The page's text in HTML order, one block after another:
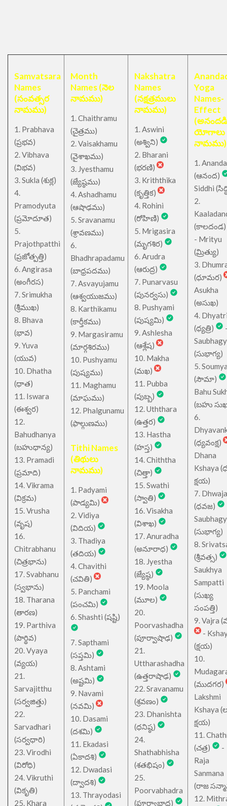
Samvatsara
Names
(సంవత్సర
నామము)
1. Prabhava
(ప్రభవ)
2. Vibhava
(విభవ)
3. Sukla (శుక్ల)
4.
Pramodyuta
(ప్రమోదూత)
5.
Prajothpatthi
(ప్రజోత్పత్తి)
6. Angirasa
(అంగీరస)
7. Srimukha
(శ్రీముఖ)
8. Bhava
(భావ)
9. Yuva
(యువ)
10. Dhatha
(ధాత)
11. Iswara
(ఈశ్వర)
12.
Bahudhanya
(బహుధాన్య)
13. Pramadi
(ప్రమాది)
14. Vikrama
(విక్రమ)
15. Vrusha
(వృష)
16.
Chitrabhanu
(చిత్రభాను)
17. Svabhanu
(స్వభాను)
18. Tharana
(తారణ)
19. Parthiva
(పార్థివ)
20. Vyaya
(వ్యయ)
21.
Sarvajitthu
(సర్వజిత్తు)
22.
Sarvadhari
(సర్వధారి)
23. Virodhi
(విరోధి)
24. Vikruthi
(వికృతి)
25. Khara
Month
Names (నెల
నామము)
1. Chaithramu
(చైత్రము)
2. Vaisakhamu
(వైశాఖము)
3. Jyesthamu
(జ్యేష్ఠము)
4. Ashadhamu
(ఆషాఢము)
5. Sravanamu
(శ్రావణము)
6.
Bhadhrapadamu
(బాధ్రపదము)
7. Asvayujamu
(ఆశ్వయుజము)
8. Karthikamu
(కార్తీకము)
9. Margasiramu
(మార్గశిరము)
10. Pushyamu
(పుష్యము)
11. Maghamu
(మాఘము)
12. Phalgunamu
(ఫాల్గుణము)
Tithi Names
(తిథులు
నామము)
1. Padyami
(పాడ్యమి)
2. Vidiya
(విదియ)
3. Thadiya
(తదియ)
4. Chavithi
(చవితి)
5. Panchami
(పంచమి)
6. Shashti (షష్టి)
7. Sapthami
(సప్తమి)
8. Ashtami
(అష్టమి)
9. Navami
(నవమి)
10. Dasami
(దశమి)
11. Ekadasi
(ఏకాదశి)
12. Dwadasi
(ద్వాదశి)
13. Thrayodasi
Nakshatra
Names
(నక్షత్రములు
నామము)
1. Aswini
(అశ్విని)
2. Bharani
(భరణి)
3. Kriththika
(కృత్తిక)
4. Rohini
(రోహిణి)
5. Mrigasira
(మృగశిర)
6. Arudra
(ఆరుద్ర)
7. Punarvasu
(పునర్వసు)
8. Pushyami
(పుష్యమి)
9. Ashlesha
(ఆశ్లేష)
10. Makha
(మఖ)
11. Pubba
(పుబ్బ)
12. Uththara
(ఉత్తర)
13. Hastha
(హస్త)
14. Chiththa
(చిత్తా)
15. Swathi
(స్వాతి)
16. Visakha
(విశాఖ)
17. Anuradha
(అనూరాధ)
18. Jyestha
(జ్యేష్ఠ)
19. Moola
(మూల)
20.
Poorvashadha
(పూర్వాషాఢ)
21.
Uttharashadha
(ఉత్తరాషాఢ)
22. Sravanamu
(శ్రవణం)
23. Dhanishta
(ధనిష్ఠ)
24.
Shathabhisha
(శతభిషం)
25.
Poorvabhadra
(పూర్వాభాద్ర)
Yoga
Names-
Effect
(అనందడి
యోగాలు
నామము)
1. Ananda
(ఆనంద)
Siddhi
2.
(కాలదండ)
- Mrityu
(మ్రిత్యు)
3.
(ధూమర)
Asukha
(అసుఖ)
4.
(ధ్యత్రి)
(సుభాగ్య)
5.
(సౌమా)
Bahu
(బహు
6.
(ధ్యవంక్ష)
Dhana
Kshaya
క్షయ)
7. Dhwaja
(ధవజ)
(సుభాగ్య)
8.
(శ్రీవత్స)
Saukhya
Sampatti
(సుఖ్య
సంపత్తి)
9. Vajra
-
(క్షయ)
10.
(ముదగర)
Lakshmi
Kshaya
క్షయ)
11.
(చత్ర)
-
Raja
Sanmana
(రాజ
12.